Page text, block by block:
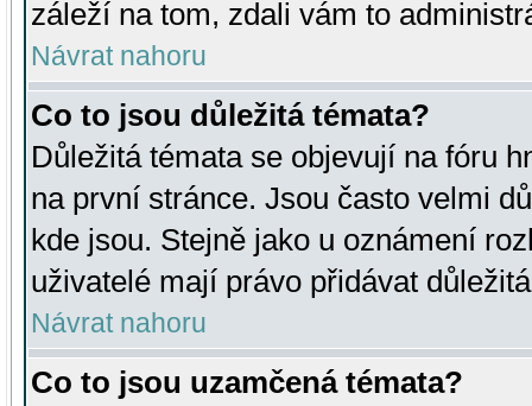
záleží na tom, zdali vám to
Návrat nahoru
Co to jsou důležitá témata?
Důležitá témata se objevují na fóru
na první stránce. Jsou často velmi
kde jsou. Stejně jako u oznámení
uživatelé mají právo přidávat
Návrat nahoru
Co to jsou uzamčená témata?